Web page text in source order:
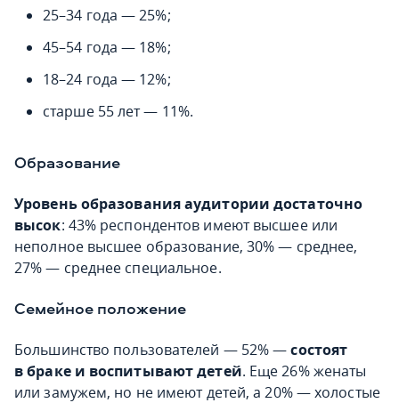
25–34 года — 25%;
45–54 года — 18%;
18–24 года — 12%;
старше 55 лет — 11%.
Образование
Уровень образования аудитории достаточно
высок: 43% респондентов имеют высшее или
неполное высшее образование, 30% — среднее,
27% — среднее специальное.
Семейное положение
Большинство пользователей — 52% —состоят
в браке и воспитывают детей. Еще 26% женаты
или замужем, но не имеют детей, а 20% — холостые